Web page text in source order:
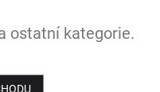
ostatní kategorie.